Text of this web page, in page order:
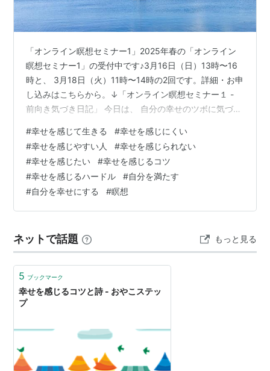
「オンライン瞑想セミナー1」2025年春の「オンライン
瞑想セミナー1」の受付中です♪3月16日（日）13時〜16
時と、 3月18日（火）11時〜14時の2回です。詳細・お申
し込みはこちらから。↓「オンライン瞑想セミナー１ -
前向き気づき日記」 今日は、 自分の幸せのツボに気づく
る、 というお話です。 自分の幸せのツボを知っている
と、 それを楽しむことで、 常に自分を満たすことができ
ます。 そんな幸せのツボはハードルが低い方が 簡単です
が、 今日は誰にとってもハードルがないほどの 究極のツ
ボをご紹介しましょう。 ぜひ参考にしてみてくださいね
(^…
#幸せを感じて生きる #幸せを感じにくい
#幸せを感じやすい人 #幸せを感じられない
#幸せを感じたい #幸せを感じるコツ
#幸せを感じるハードル #自分を満たす
#自分を幸せにする #瞑想
ネットで話題 もっと見る
5 ブックマーク
幸せを感じるコツと詩 - おやこステッ
プ